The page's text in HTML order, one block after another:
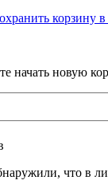
корзину
начать новую
что в